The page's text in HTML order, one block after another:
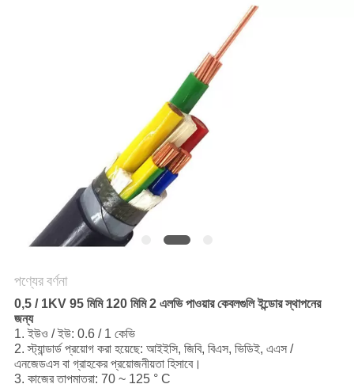
পণ্যের বর্ণনা
0,5 / 1KV 95 মিমি 120 মিমি 2 এলভি পাওয়ার কেবলগুলি ইন্ডোর স্থাপনের
জন্য
1. ইউও / ইউ: 0.6 / 1 কেভি
2. স্ট্যান্ডার্ড প্রয়োগ করা হয়েছে: আইইসি, জিবি, বিএস, ভিডিই, এএস /
এনজেডএস বা গ্রাহকের প্রয়োজনীয়তা হিসাবে।
3. কাজের তাপমাত্রা: 70 ~ 125 ° C